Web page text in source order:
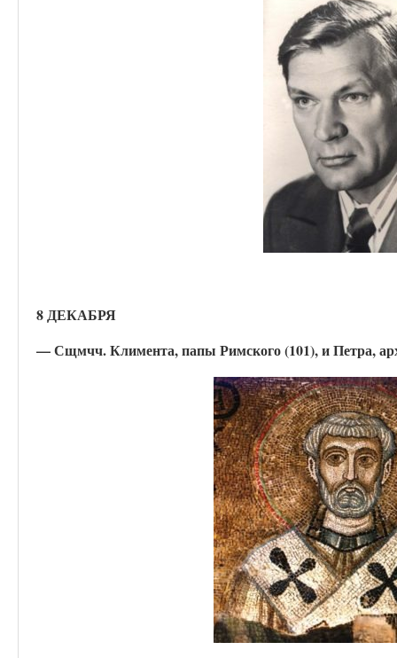
8 ДЕКАБРЯ
— Сщмчч. Климента, папы Римского (101), и Петра,